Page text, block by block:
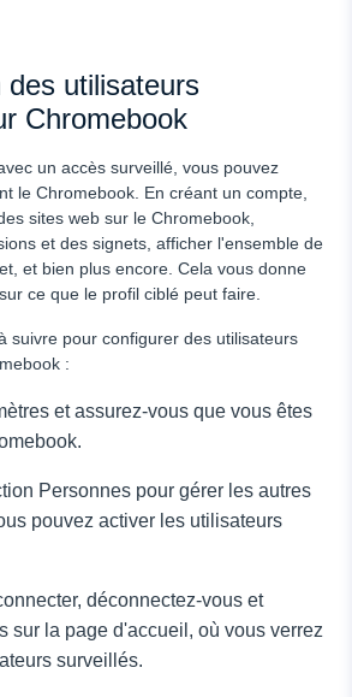
des utilisateurs
Chromebook
un accès surveillé, vous pouvez
le Chromebook. En créant un compte,
sites web sur le Chromebook,
et des signets, afficher l'ensemble de
et bien plus encore. Cela vous donne
ce que le profil ciblé peut faire.
suivre pour configurer des utilisateurs
:
et assurez-vous que vous êtes
Personnes pour gérer les autres
pouvez activer les utilisateurs
déconnectez-vous et
sur la page d'accueil, où vous verrez
surveillés.